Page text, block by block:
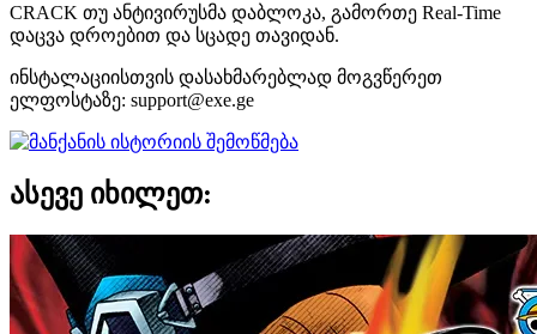
CRACK თუ ანტივირუსმა დაბლოკა, გამორთე Real-Time
დაცვა დროებით და სცადე თავიდან.
ინსტალაციისთვის დასახმარებლად მოგვწერეთ
ელფოსტაზე: support@exe.ge
ასევე იხილეთ: